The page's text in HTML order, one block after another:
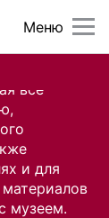
все
и для
музеем.
Меню